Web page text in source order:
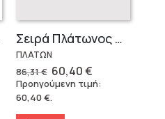
Σειρά Πλάτωνος Πολιτεία
ΠΛΑΤΩΝ
86,31€ Original
price
was:
86,31 €.
60,40€Η
τρέχουσα
τιμή
Προηγούμενη τιμή:
60,40€.